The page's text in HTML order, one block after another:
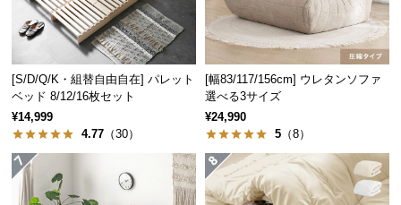
に
つ
て
返
品・
キ
[S/D/Q/K・組替自由自在] パレット
ベッド 8/12/16枚セット
¥14,999
4.77 （30）
[幅83/117/156cm] ウレタンソファ
選べる3サイズ
¥24,990
5 （8）